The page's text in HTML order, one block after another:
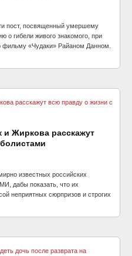
пост, посвященный умершему
о гибели живого знакомого, при
фильму «Чудаки» Райаном Данном.
и Жиркова расскажут
известных российских
дабы показать, что их
неприятных сюрпризов и строгих